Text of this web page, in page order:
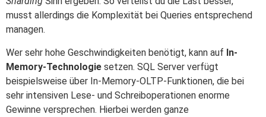
musst allerdings die Komplexität bei Queries entsprechend
managen.
Wer sehr hohe Geschwindigkeiten benötigt, kann auf In-
Memory-Technologie setzen. SQL Server verfügt
beispielsweise über In-Memory-OLTP-Funktionen, die bei
sehr intensiven Lese- und Schreiboperationen enorme
Gewinne versprechen. Hierbei werden ganze